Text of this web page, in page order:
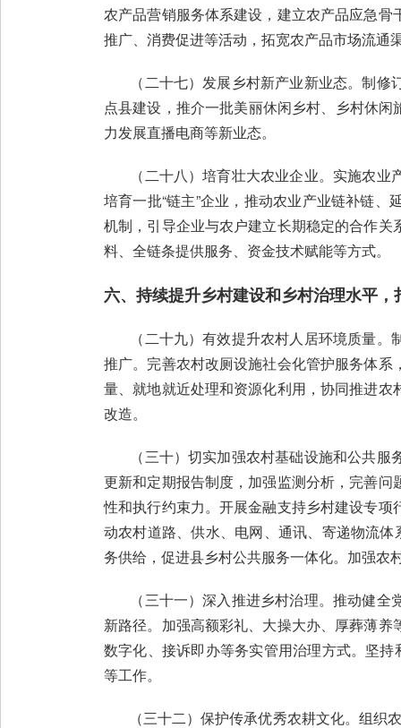
农产品营销服务体系建设，建立农产品应急
推广、消费促进等活动，拓宽农产品市场流通
（二十七）发展乡村新产业新业态。制修
点县建设，推介一批美丽休闲乡村、乡村休
力发展直播电商等新业态。
（二十八）培育壮大农业企业。实施农业
培育一批“链主”企业，推动农业产业链补链
机制，引导企业与农户建立长期稳定的合作
料、全链条提供服务、资金技术赋能等方式。
六、持续提升乡村建设和乡村治理水平
（二十九）有效提升农村人居环境质量。
推广。完善农村改厕设施社会化管护服务体
量、就地就近处理和资源化利用，协同推进
改造。
（三十）切实加强农村基础设施和公共服
更新和定期报告制度，加强监测分析，完善
性和执行约束力。开展金融支持乡村建设专
动农村道路、供水、电网、通讯、寄递物流
务供给，促进县乡村公共服务一体化。加强农
（三十一）深入推进乡村治理。推动健全
新路径。加强高额彩礼、大操大办、厚葬薄
数字化、接诉即办等务实管用治理方式。坚
等工作。
（三十二）保护传承优秀农耕文化。组织农